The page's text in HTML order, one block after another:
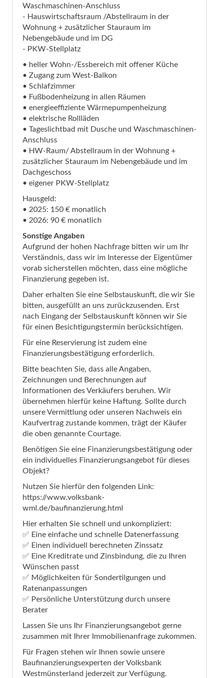
Waschmaschinen-Anschluss
- Hauswirtschaftsraum /Abstellraum in der
Wohnung + zusätzlicher Stauraum im
Nebengebäude und im DG
- PKW-Stellplatz
• heller Wohn-/Essbereich mit offener Küche
• Zugang zum West-Balkon
• Schlafzimmer
• Fußbodenheizung in allen Räumen
• energieeffiziente Wärmepumpenheizung
• elektrische Rollläden
• Tageslichtbad mit Dusche und Waschmaschinen-
Anschluss
• HW-Raum/ Abstellraum in der Wohnung +
zusätzlicher Stauraum im Nebengebäude und im
Dachgeschoss
• eigener PKW-Stellplatz
Hausgeld:
• 2025: 150 € monatlich
• 2026: 90 € monatlich
Sonstige Angaben
Aufgrund der hohen Nachfrage bitten wir um Ihr
Verständnis, dass wir im Interesse der Eigentümer
vorab sicherstellen möchten, dass eine mögliche
Finanzierung gegeben ist.
Daher erhalten Sie eine Selbstauskunft, die wir Sie
bitten, ausgefüllt an uns zurückzusenden. Erst
nach Eingang der Selbstauskunft können wir Sie
für einen Besichtigungstermin berücksichtigen.
Für eine Reservierung ist zudem eine
Finanzierungsbestätigung erforderlich.
Bitte beachten Sie, dass alle Angaben,
Zeichnungen und Berechnungen auf
Informationen des Verkäufers beruhen. Wir
übernehmen hierfür keine Haftung. Sollte durch
unsere Vermittlung oder unseren Nachweis ein
Kaufvertrag zustande kommen, trägt der Käufer
die oben genannte Courtage.
Benötigen Sie eine Finanzierungsbestätigung oder
ein individuelles Finanzierungsangebot für dieses
Objekt?
Nutzen Sie hierfür den folgenden Link:
https://www.volksbank-
wml.de/baufinanzierung.html
Hier erhalten Sie schnell und unkompliziert:
✅ Eine einfache und schnelle Datenerfassung
✅ Einen individuell berechneten Zinssatz
✅ Eine Kreditrate und Zinsbindung, die zu Ihren
Wünschen passt
✅ Möglichkeiten für Sondertilgungen und
Ratenanpassungen
✅ Persönliche Unterstützung durch unsere
Berater
Lassen Sie uns Ihr Finanzierungsangebot gerne
zusammen mit Ihrer Immobilienanfrage zukommen.
Für Fragen stehen wir Ihnen sowie unsere
Baufinanzierungsexperten der Volksbank
Westmünsterland jederzeit zur Verfügung.